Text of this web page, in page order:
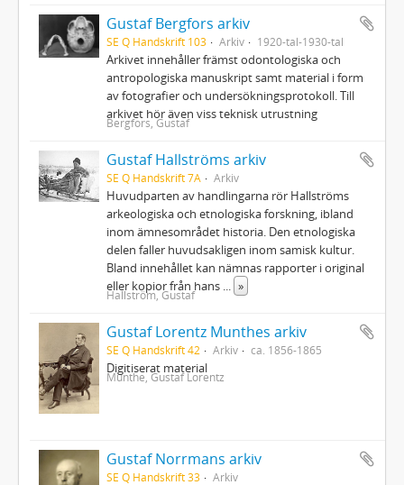
Gustaf Bergfors arkiv
SE Q Handskrift 103 Arkiv 1920-tal-1930-tal
Arkivet innehåller främst odontologiska och
antropologiska manuskript samt material i form
av fotografier och undersökningsprotokoll. Till
arkivet hör även viss teknisk utrustning
Bergfors, Gustaf
Gustaf Hallströms arkiv
SE Q Handskrift 7A Arkiv
Huvudparten av handlingarna rör Hallströms
arkeologiska och etnologiska forskning, ibland
inom ämnesområdet historia. Den etnologiska
delen faller huvudsakligen inom samisk kultur.
Bland innehållet kan nämnas rapporter i original
eller kopior från hans
»
Hallström, Gustaf
Gustaf Lorentz Munthes arkiv
SE Q Handskrift 42 Arkiv ca. 1856-1865
Digitiserat material
Munthe, Gustaf Lorentz
Gustaf Norrmans arkiv
SE Q Handskrift 33 Arkiv